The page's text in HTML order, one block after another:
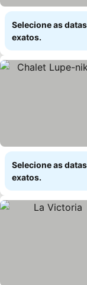
Selecione as
exatos.
Selecione as
exatos.